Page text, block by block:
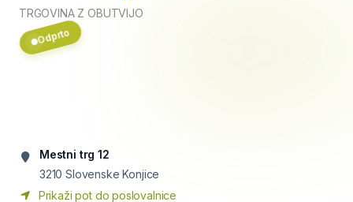
TRGOVINA Z OBUTVIJO
Odprto
Mestni trg 12
3210 Slovenske Konjice
Prikaži pot do poslovalnice